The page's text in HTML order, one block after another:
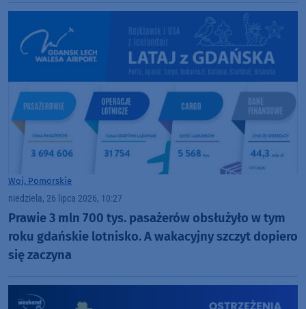
Woj. Pomorskie
niedziela, 26 lipca 2026, 10:27
Prawie 3 mln 700 tys. pasażerów obsłużyło w tym
roku gdańskie lotnisko. A wakacyjny szczyt dopiero
się zaczyna